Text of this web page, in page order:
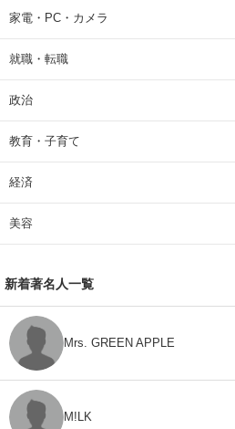
家電・PC・カメラ
就職・転職
政治
教育・子育て
経済
美容
新着著名人一覧
Mrs. GREEN APPLE
M!LK